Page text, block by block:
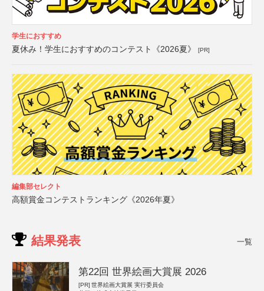
学生におすすめ
夏休み！学生におすすめのコンテスト《2026夏》 [PR]
編集部セレクト
高額賞金コンテストランキング《2026年夏》
結果発表 一覧
第22回 世界絵画大賞展 2026
[PR] 世界絵画大賞展 実行委員会